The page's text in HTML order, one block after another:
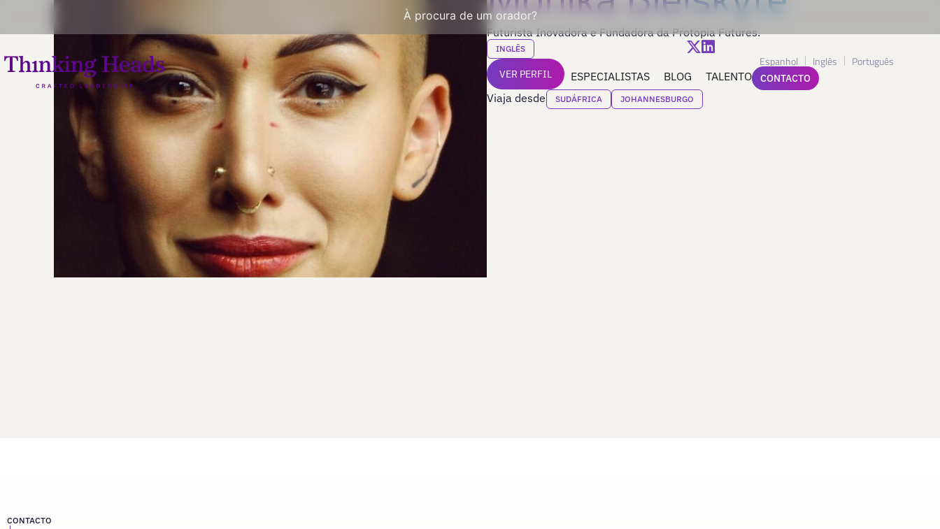
À procura de um orador?
ESPECIALISTAS BLOG TALENTO
Espanhol Inglês Português
CONTACTO
Futurista Inovadora e Fundadora da Protopia Futures.
INGLÊS
VER PERFIL
Viaja desde SUDÁFRICA JOHANNESBURGO
CONTACTO